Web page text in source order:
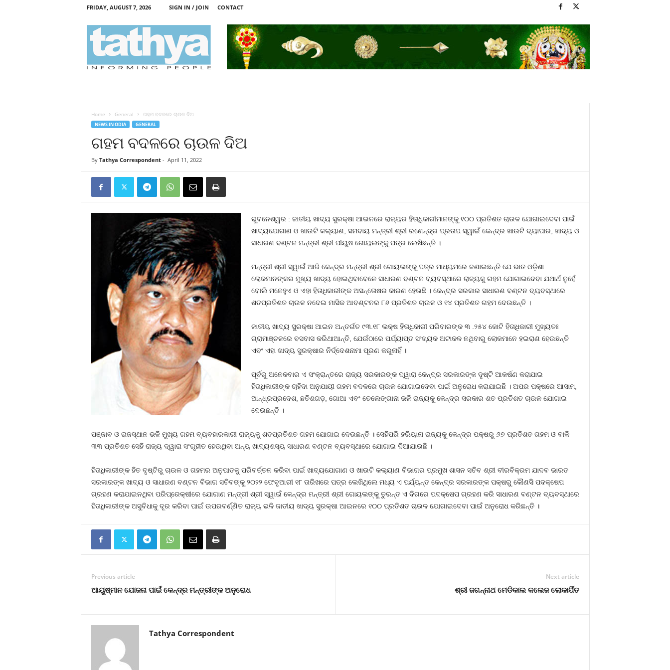
FRIDAY, AUGUST 7, 2026 SIGN IN / JOIN CONTACT
Home General ଗହମ ବଦଳରେ ଚାଉଳ ଦିଅ
NEWS IN ODIA GENERAL
ଗହମ ବଦଳରେ ଚାଉଳ ଦିଅ
By Tathya Correspondent- April 11, 2022
ଭୁବନେଶ୍ୱର : ଜାତୀୟ ଖାଦ୍ୟ ସୁରକ୍ଷା ଆଇନରେ ରାଜ୍ୟର ହିତାଧିକାରୀମାନଙ୍କୁ ୧୦୦ ପ୍ରତିଶତ ଚାଉଳ ଯୋଗାଇଦେବା ପାଇଁ
ଖାଦ୍ୟଯୋଗାଣ ଓ ଖାଉଟି କଲ୍ୟାଣ, ସମବାୟ ମନ୍ତ୍ରୀ ଶ୍ରୀ ରଣେନ୍ଦ୍ର ପ୍ରତାପ ସ୍ୱାଇଁ କେନ୍ଦ୍ର ଖାଉଟି ବ୍ୟାପାର, ଖାଦ୍ୟ ଓ
ସାଧାରଣ ବଣ୍ଟନ ମନ୍ତ୍ରୀ ଶ୍ରୀ ପୀୟୁଷ ଗୋୟଲଙ୍କୁ ପତ୍ର ଲେଖିଛନ୍ତି ।
ମନ୍ତ୍ରୀ ଶ୍ରୀ ସ୍ୱାଇଁ ଆଜି କେନ୍ଦ୍ର ମନ୍ତ୍ରୀ ଶ୍ରୀ ଗୋୟଲଙ୍କୁ ପତ୍ର ମାଧ୍ୟମରେ ଜଣାଇଛନ୍ତି ଯେ ଭାତ ଓଡ଼ିଶା
ଲୋକମାନଙ୍କର ମୁଖ୍ୟ ଖାଦ୍ୟ ହୋଇଥିବାବେଳେ ସାଧାରଣ ବଣ୍ଟନ ବ୍ୟବସ୍ଥାରେ ରାଜ୍ୟକୁ ଗହମ ଯୋଗାଇଦେବା ଯଥାର୍ଥ ନୁହେଁ
ବୋଲି ମନେହୁଏ ଓ ଏହା ହିତାଧିକାରୀଙ୍କ ଅସନ୍ତୋଷର କାରଣ ହେଉଛି । କେନ୍ଦ୍ର ସରକାର ସାଧାରଣ ବଣ୍ଟନ ବ୍ୟବସ୍ଥାରେ
ଶତପ୍ରତିଶତ ଚାଉଳ ନଦେଇ ମାସିକ ଆବଣ୍ଟନର ୮୬ ପ୍ରତିଶତ ଚାଉଳ ଓ ୧୪ ପ୍ରତିଶତ ଗହମ ଦେଉଛନ୍ତି ।
ଜାତୀୟ ଖାଦ୍ୟ ସୁରକ୍ଷା ଆଇନ ଅନ୍ତର୍ଗତ ୯୩.୧୮ ଲକ୍ଷ ହିତାଧିକାରୀ ପରିବାରଙ୍କ ୩ .୨୫୪ କୋଟି ହିତାଧିକାରୀ ମୁଖ୍ୟତଃ
ଗ୍ରାମାଞ୍ଚଳରେ ବସବାସ କରିଥାଆନ୍ତି, ଯେଉଁଠାରେ ପର୍ଯ୍ୟାପ୍ତ ସଂଖ୍ୟକ ଅଟାକଳ ନଥିବାରୁ ଲୋକମାନେ ହଇରାଣ ହେଉଛନ୍ତି
ଏବଂ ଏହା ଖାଦ୍ୟ ସୁରକ୍ଷାର ନିର୍ଦ୍ଦେଶନାମା ପୂରଣ କରୁନାହିଁ ।
ପୂର୍ବରୁ ଅନେକବାର ଏ ସଂକ୍ରାନ୍ତରେ ରାଜ୍ୟ ସରକାରଙ୍କ ଦ୍ୱାରା କେନ୍ଦ୍ର ସରକାରଙ୍କ ଦୃଷ୍ଟି ଆକର୍ଷଣ କରାଯାଇ
ହିତାଧିକାରୀଙ୍କ ଚାହିଦା ଅନୁଯାୟୀ ଗହମ ବଦଳରେ ଚାଉଳ ଯୋଗାଇଦେବା ପାଇଁ ଅନୁରୋଧ କରାଯାଇଛି । ଅପର ପକ୍ଷରେ ଆସାମ,
ଆନ୍ଧ୍ରପ୍ରଦେଶ, ଛତିଶଗଡ଼, ଗୋଆ ଏବଂ ତେଲେଙ୍ଗାନା ଭଳି ରାଜ୍ୟକୁ କେନ୍ଦ୍ର ସରକାର ଶତ ପ୍ରତିଶତ ଚାଉଳ ଯୋଗାଇ
ଦେଉଛନ୍ତି ।
ପଞ୍ଜାବ ଓ ରାଜସ୍ଥାନ ଭଳି ମୁଖ୍ୟ ଗହମ ବ୍ୟବହାରକାରୀ ରାଜ୍ୟକୁ ଶତପ୍ରତିଶତ ଗହମ ଯୋଗାଇ ଦେଉଛନ୍ତି । ସେହିପରି ହରିୟାନା ରାଜ୍ୟକୁ କେନ୍ଦ୍ର ପକ୍ଷରୁ ୬୭ ପ୍ରତିଶତ ଗହମ ଓ ବାକି
୩୩ ପ୍ରତିଶତ ସେହି ରାଜ୍ୟ ଦ୍ୱାରା ସଂଗୃହୀତ ହେଉଥିବା ଅନ୍ୟ ଖାଦ୍ୟଶସ୍ୟ ସାଧାରଣ ବଣ୍ଟନ ବ୍ୟବସ୍ଥାରେ ଯୋଗାଇ ଦିଆଯାଉଛି ।
ହିତାଧିକାରୀଙ୍କ ହିତ ଦୃଷ୍ଟିରୁ ଚାଉଳ ଓ ଗହମର ଅନୁପାତକୁ ପରିବର୍ତ୍ତନ କରିବା ପାଇଁ ଖାଦ୍ୟଯୋଗାଣ ଓ ଖାଉଟି କଲ୍ୟାଣ ବିଭାଗର ପ୍ରମୁଖ ଶାସନ ସଚିବ ଶ୍ରୀ ବୀରବିକ୍ରମ ଯାଦବ ଭାରତ
ସରକାରଙ୍କ ଖାଦ୍ୟ ଓ ସାଧାରଣ ବଣ୍ଟନ ବିଭାଗ ସଚିବଙ୍କୁ ୨୦୨୨ ଫେବୃଆରୀ ୧୮ ତାରିଖରେ ପତ୍ର ଲେଖିଥିଲେ ମଧ୍ୟ ଏ ପର୍ଯ୍ୟନ୍ତ କେନ୍ଦ୍ର ସରକାରଙ୍କ ପକ୍ଷରୁ କୌଣସି ପଦକ୍ଷେପ
ଗ୍ରହଣ କରାଯାଇନଥିବା ପରିପ୍ରେକ୍ଷୀରେ ଯୋଗାଣ ମନ୍ତ୍ରୀ ଶ୍ରୀ ସ୍ୱାଇଁ କେନ୍ଦ୍ର ମନ୍ତ୍ରୀ ଶ୍ରୀ ଗୋୟଲଙ୍କୁ ତୁରନ୍ତ ଏ ଦିଗରେ ପଦକ୍ଷେପ ଗ୍ରହଣ କରି ସାଧାରଣ ବଣ୍ଟନ ବ୍ୟବସ୍ଥାରେ
ହିତାଧିକାରୀଙ୍କ ଅସୁବିଧାକୁ ଦୂର କରିବା ପାଇଁ ଉପରବର୍ଣ୍ଣିତ ରାଜ୍ୟ ଭଳି ଜାତୀୟ ଖାଦ୍ୟ ସୁରକ୍ଷା ଆଇନରେ ୧୦୦ ପ୍ରତିଶତ ଚାଉଳ ଯୋଗାଇଦେବା ପାଇଁ ଅନୁରୋଧ କରିଛନ୍ତି ।
Previous article
ଆୟୁଷ୍ମାନ ଯୋଜନା ପାଇଁ କେନ୍ଦ୍ର ମନ୍ତ୍ରୀଙ୍କ ଅନୁରୋଧ
Next article
ଶ୍ରୀ ଜଗନ୍ନାଥ ମେଡିକାଲ କଲେଜ ଲୋକାର୍ପିତ
Tathya Correspondent